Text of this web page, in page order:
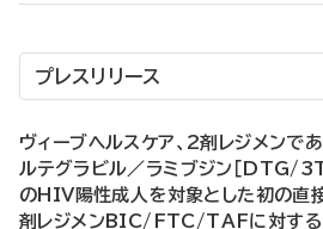
プレスリリース
ヴィーブヘルスケア、2剤レジメンで
ルテグラビル／ラミブジン［DTG/
のHIV陽性成人を対象とした初の直
剤レジメンBIC/FTC/TAFに対する